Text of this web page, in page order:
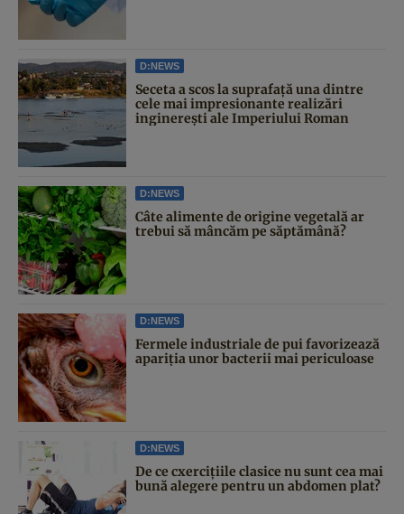
D:NEWS
Seceta a scos la suprafață una dintre
cele mai impresionante realizări
inginerești ale Imperiului Roman
D:NEWS
Câte alimente de origine vegetală ar
trebui să mâncăm pe săptămână?
D:NEWS
Fermele industriale de pui favorizează
apariția unor bacterii mai periculoase
D:NEWS
De ce cxercițiile clasice nu sunt cea mai
bună alegere pentru un abdomen plat?